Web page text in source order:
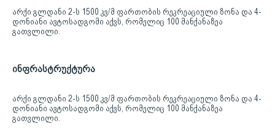
არქი გლდანი 2-ს 1500 კვ/მ ფართობის რეკრეაციული ზონა და 4-
დონიანი ავტოსადგომი აქვს, რომელიც 100 მანქანაზეა
გათვლილი.
ინფრასტრუქტურა
არქი გლდანი 2-ს 1500 კვ/მ ფართობის რეკრეაციული ზონა და 4-
დონიანი ავტოსადგომი აქვს, რომელიც 100 მანქანაზეა
გათვლილი.